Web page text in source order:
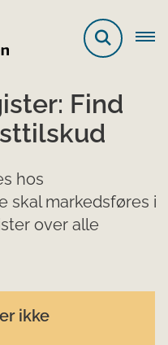
Find
hos
skal markedsføres i
over alle
ikke